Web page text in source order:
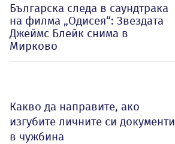
Българска следа в саундтрака
на филма „Одисея“: Звездата
Джеймс Блейк снима в
Мирково
Какво да направите, ако
изгубите личните си документи
в чужбина